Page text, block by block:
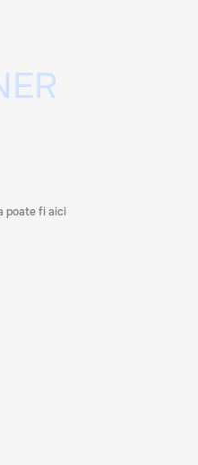
poate fi aici